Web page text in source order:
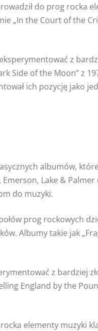
do prog rocka
„In the Court of the
z
Side of the Moon” z
ich pozycję jako
albumów,
Lake &
do muzyki.
prog rockowych
Albumy takie jak
z bardziej
England by the
elementy muzyki